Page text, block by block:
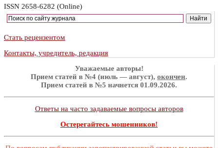
ISSN 2658-6282 (Online)
Стать рецензентом
Контакты, учредитель, редакция
Уважаемые авторы!
Прием статей в №4 (июль — август), окончен.
Прием статей в №5 начнется 01.09.2026.
Ответы на часто задаваемые вопросы авторов
Остерегайтесь мошенников!